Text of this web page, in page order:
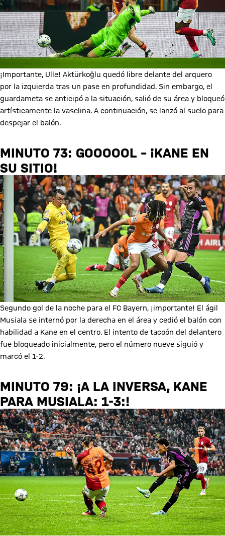
¡Importante, Ulle! Aktürkoğlu quedó libre delante del arquero
por la izquierda tras un pase en profundidad. Sin embargo, el
guardameta se anticipó a la situación, salió de su área y bloqueó
artísticamente la vaselina. A continuación, se lanzó al suelo para
despejar el balón.
MINUTO 73: GOOOOOL – ¡KANE EN
SU SITIO!
Segundo gol de la noche para el FC Bayern, ¡importante! El ágil
Musiala se internó por la derecha en el área y cedió el balón con
habilidad a Kane en el centro. El intento de tacoón del delantero
fue bloqueado inicialmente, pero el número nueve siguió y
marcó el 1-2.
MINUTO 79: ¡A LA INVERSA, KANE
PARA MUSIALA: 1-3:!